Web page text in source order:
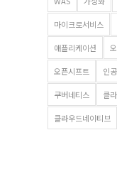
마이크로서비스
애플리케이션
오픈시프트 인
쿠버네티스 클
클라우드네이티브